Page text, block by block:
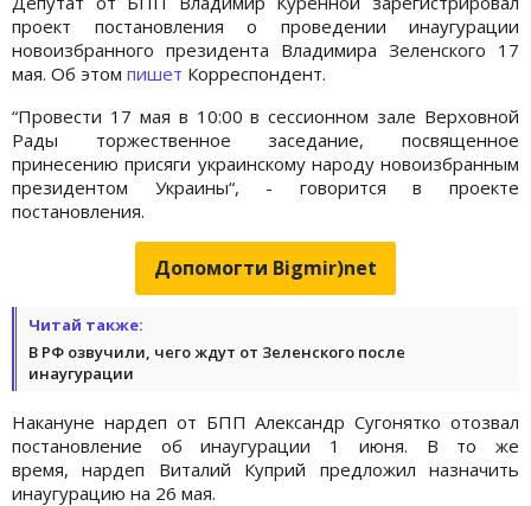
проект постановления о проведении инаугурации
новоизбранного президента Владимира Зеленского 17
мая. Об этом пишет Корреспондент.
“Провести 17 мая в 10:00 в сессионном зале Верховной
Рады торжественное заседание, посвященное
принесению присяги украинскому народу новоизбранным
президентом Украины“, - говорится в проекте
постановления.
Допомогти Bigmir)net
Читай также:
В РФ озвучили, чего ждут от Зеленского после
инаугурации
Накануне нардеп от БПП Александр Сугонятко отозвал
постановление об инаугурации 1 июня. В то же
время, нардеп Виталий Куприй предложил назначить
инаугурацию на 26 мая.